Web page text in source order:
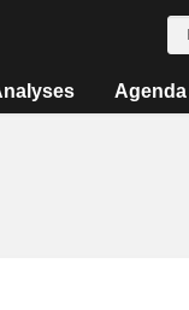
Agenda